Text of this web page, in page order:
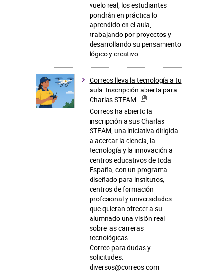
vuelo real, los estudiantes
pondrán en práctica lo
aprendido en el aula,
trabajando por proyectos y
desarrollando su pensamiento
lógico y creativo.
Correos lleva la tecnología a tu
aula: Inscripción abierta para
Charlas STEAM
Correos ha abierto la
inscripción a sus Charlas
STEAM, una iniciativa dirigida
a acercar la ciencia, la
tecnología y la innovación a
centros educativos de toda
España, con un programa
diseñado para institutos,
centros de formación
profesional y universidades
que quieran ofrecer a su
alumnado una visión real
sobre las carreras
tecnológicas.
Correo para dudas y
solicitudes:
diversos@correos.com